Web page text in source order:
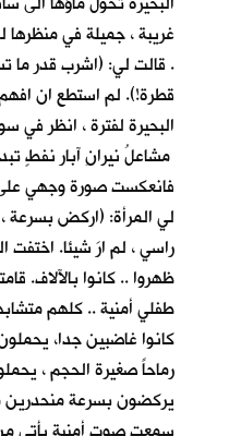
غريبة ، جميلة في
. قالت لي: (اشرب قدر ما
قطرة!). لم استطع ان
البحيرة لفترة ، انظر في
مشاعلُ نيرانِ آبار نفطٍ
فانعكست صورة وجهي
لي المرأة: (اركض بسرعة
راسي ، لم ارَ شيئا. اختفت
ظهروا .. كانوا بالآلاف.
طفلي أمنية .. كلهم
كانوا غاضبين جدا،
رماحاً صغيرة الحجم ،
يركضون بسرعة منحدرين